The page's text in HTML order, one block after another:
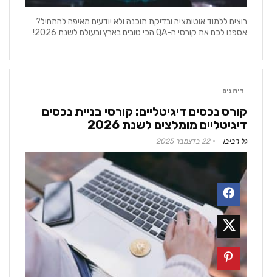
רוצים ללמוד אוטומציה ובדיקת תוכנה ולא יודעים מאיפה להתחיל?
אספנו לכם את קורסי ה-QA הכי טובים בארץ ובעולם לשנת 2026!
דירוגים
קורס נכסים דיגיטליים: קורסי בניית נכסים
דיגיטליים מומלצים לשנת 2026
גל רביבו 22 בדצמבר 2025